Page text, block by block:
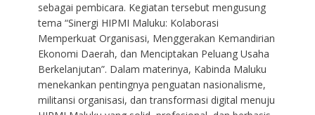
sebagai pembicara. Kegiatan tersebut mengusung
tema “Sinergi HIPMI Maluku: Kolaborasi
Memperkuat Organisasi, Menggerakan Kemandirian
Ekonomi Daerah, dan Menciptakan Peluang Usaha
Berkelanjutan”. Dalam materinya, Kabinda Maluku
menekankan pentingnya penguatan nasionalisme,
militansi organisasi, dan transformasi digital menuju